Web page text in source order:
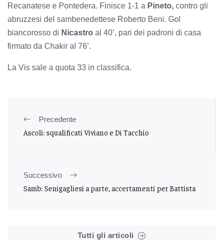
Recanatese e Pontedera. Finisce 1-1 a Pineto, contro gli
abruzzesi del sambenedettese Roberto Beni. Gol
biancorosso di Nicastro al 40’, pari dei padroni di casa
firmato da Chakir al 76’.
La Vis sale a quota 33 in classifica.
Precedente
Ascoli: squalificati Viviano e Di Tacchio
Successivo
Samb: Senigagliesi a parte, accertamenti per Battista
Tutti gli articoli